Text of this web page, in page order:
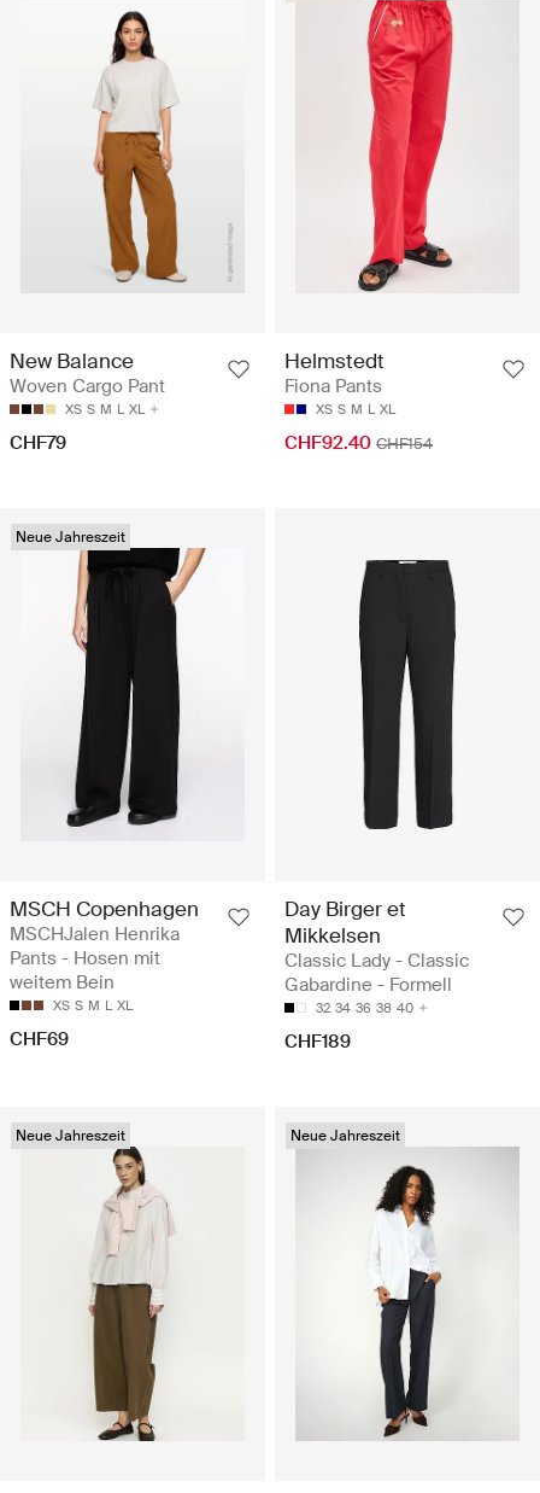
New Balance
Woven Cargo Pant
XS S M L XL
CHF79
Helmstedt
Fiona Pants
XS S M L XL
CHF92.40 CHF154
Neue Jahreszeit
MSCH Copenhagen
MSCHJalen Henrika
Pants - Hosen mit
weitem Bein
XS S M L XL
CHF69
Day Birger et
Mikkelsen
Classic Lady - Classic
Gabardine - Formell
32 34 36 38 40
CHF189
Neue Jahreszeit Neue Jahreszeit